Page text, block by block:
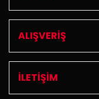
ALIŞVERİŞ
İLETİŞİM